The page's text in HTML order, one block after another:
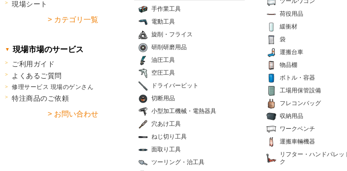
荷役用品
緩衝材
袋
運搬台車
物品棚
ボトル・容器
工場用保管設備
フレコンバッグ
収納用品
ワークベンチ
運搬車輛機器
リフター・ハンドパレッ
ク
手作業工具
電動工具
旋削・フライス
研削研磨用品
油圧工具
空圧工具
ドライバービット
切断用品
小型加工機械・電熱器具
穴あけ工具
ねじ切り工具
面取り工具
ツーリング・治工具
現場シート
> カテゴリ一覧
現場市場のサービス
ご利用ガイド
よくあるご質問
修理サービス 現場のゲンさん
特注商品のご依頼
> お問い合わせ